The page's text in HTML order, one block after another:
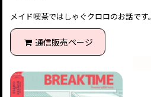
メイド喫茶ではしゃぐクロロのお話です。
通信販売ページ